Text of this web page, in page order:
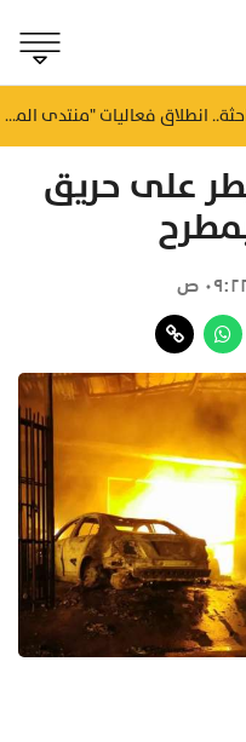
منذ ٥٤ دقيقة بمشاركة 100 باحث وباحثة.. انطلاق فعاليات "منتدى المهارات البحثية" الخامس بالسلطنة
على حريق